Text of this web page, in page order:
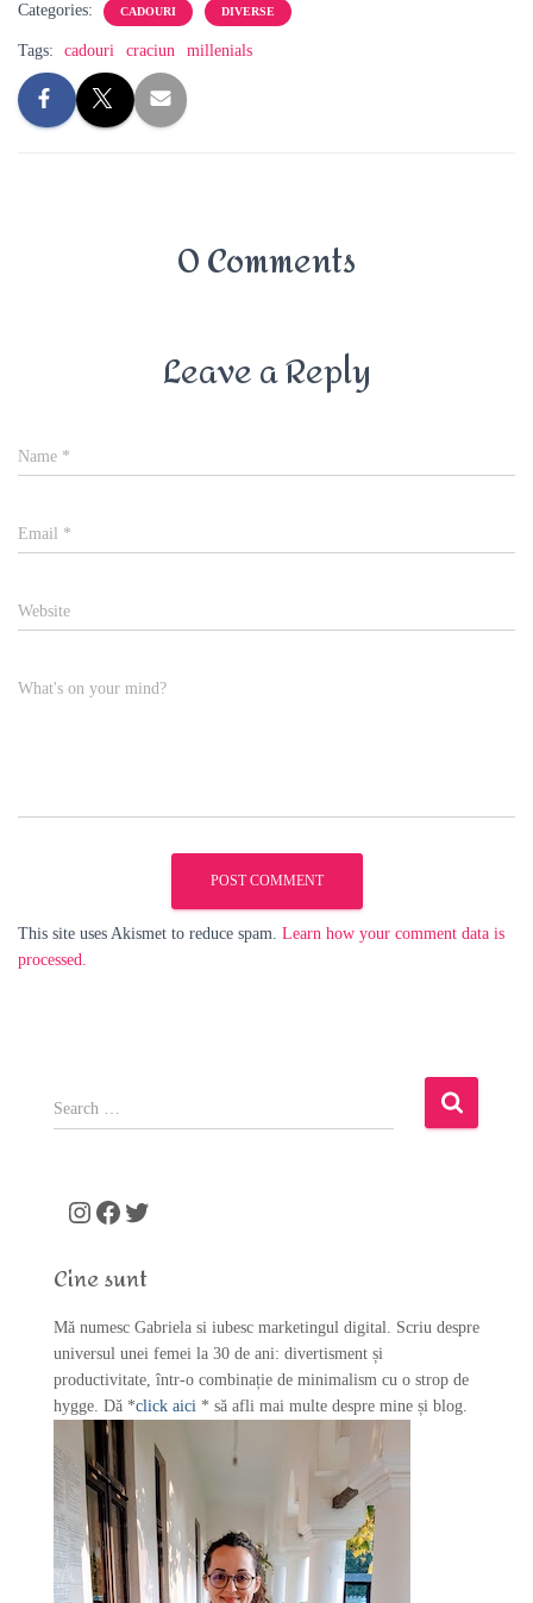
Categories: CADOURI DIVERSE
Tags: cadouri craciun millenials
0 Comments
Leave a Reply
Name *
Email *
Website
What's on your mind?
This site uses Akismet to reduce spam. Learn how your comment data is
processed.
S
e
o
:
Instagram Facebook Twitter
Cine sunt
Mă numesc Gabriela si iubesc marketingul digital. Scriu despre
universul unei femei la 30 de ani: divertisment și
productivitate, într-o combinație de minimalism cu o strop de
hygge. Dă *click aici * să afli mai multe despre mine și blog.